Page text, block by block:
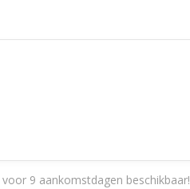
9 aankomstdagen beschikbaar!